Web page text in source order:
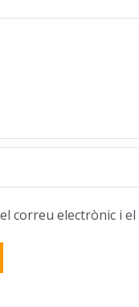
correu electrònic i